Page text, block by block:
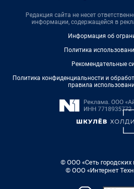
Редакция сайта не несет
информации, содержащейся в
Информация об
Политика
Рекомендательные
Политика конфиденциальности и
правила
© ООО «Сеть городских
© ООО «Интернет